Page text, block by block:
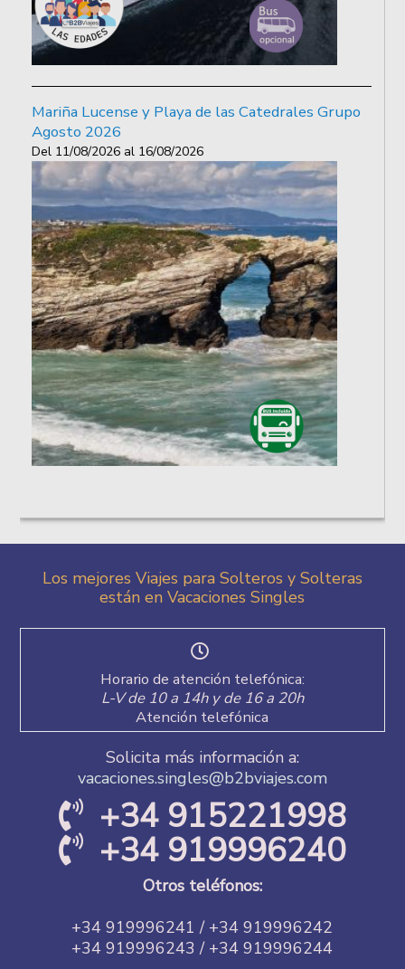
Mariña Lucense y Playa de las Catedrales Grupo
Agosto 2026
Del 11/08/2026 al 16/08/2026
Los mejores Viajes para Solteros y Solteras
están en Vacaciones Singles
Horario de atención telefónica:
L-V de 10 a 14h y de 16 a 20h
Atención telefónica
Solicita más información a:
vacaciones.singles@b2bviajes.com
+34 915221998
+34 919996240
Otros teléfonos:
+34 919996241 / +34 919996242
+34 919996243 / +34 919996244